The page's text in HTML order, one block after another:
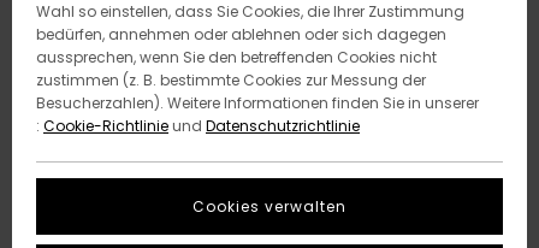
Wahl so einstellen, dass Sie Cookies, die Ihrer Zustimmung
bedürfen, annehmen oder ablehnen oder sich dagegen
aussprechen, wenn Sie den betreffenden Cookies nicht
zustimmen (z. B. bestimmte Cookies zur Messung der
Besucherzahlen). Weitere Informationen finden Sie in unserer
: Cookie-Richtlinieund Datenschutzrichtlinie
Cookies verwalten